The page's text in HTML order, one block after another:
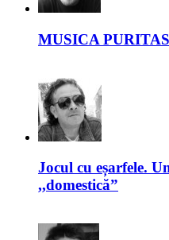
MUSICA
Jocul cu eșarfele.
,,domestică”